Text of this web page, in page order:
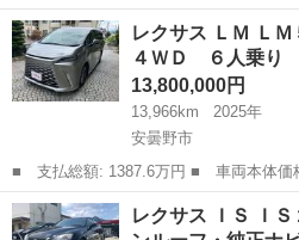
ー名： レクサス ■ 車種名： ＬＸ ■
０ サンルーフ ベージュレザー モデ
ラー クー...
長野 長野市 レクサス
レクサス ＬＭ Ｌ
４ＷＤ ６人乗り
13,800,000円
13,966km
2025年
安曇野市
■ 支払総額: 1387.6万円 ■ 車両本体価格： 13,800,000 円 ■ メー
カー名： レクサス ■ 車種名： ＬＭ
０ｈ バージョンＬ ４ＷＤ ６人乗り
長野 安曇野市 レクサス
レクサス ＩＳ Ｉ